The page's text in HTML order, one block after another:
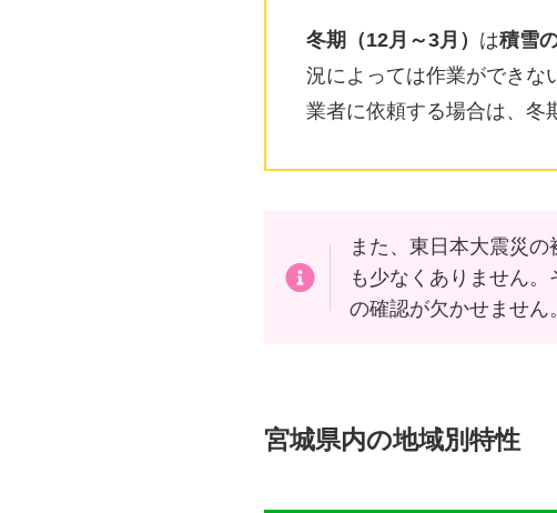
冬期（12月～3月） は積雪
況によっては作業ができな
業者に依頼する場合は、冬
また、東日本大震災
も少なくありません
の確認が欠かせません。
宮城県内の地域別特性